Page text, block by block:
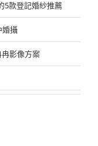
5款登記婚紗推薦
婚攝
影像方案